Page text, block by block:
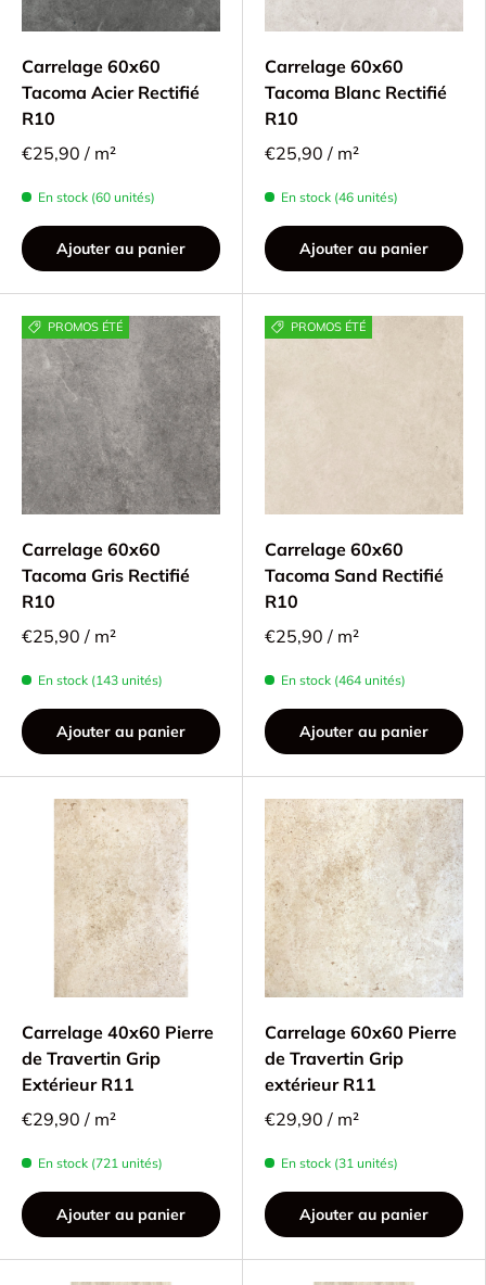
Carrelage 60x60
Tacoma Acier Rectifié
R10
€25,90 / m²
En stock (60 unités)
Ajouter au panier
Carrelage 60x60
Tacoma Blanc Rectifié
R10
€25,90 / m²
En stock (46 unités)
Ajouter au panier
PROMOS ÉTÉ
Carrelage 60x60
Tacoma Gris Rectifié
R10
€25,90 / m²
En stock (143 unités)
Ajouter au panier
PROMOS ÉTÉ
Carrelage 60x60
Tacoma Sand Rectifié
R10
€25,90 / m²
En stock (464 unités)
Ajouter au panier
Carrelage 40x60 Pierre
de Travertin Grip
Extérieur R11
€29,90 / m²
En stock (721 unités)
Ajouter au panier
Carrelage 60x60 Pierre
de Travertin Grip
extérieur R11
€29,90 / m²
En stock (31 unités)
Ajouter au panier